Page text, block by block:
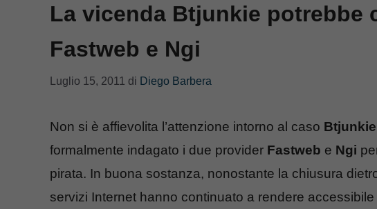
La vicenda Btjunkie potrebbe
Fastweb e Ngi
Luglio 15, 2011 di Diego Barbera
Non si è affievolita l’attenzione intorno al caso Btjunkie
formalmente indagato i due provider Fastweb e Ngi
pirata. In buona sostanza, nonostante la chiusura
servizi Internet hanno continuato a rendere